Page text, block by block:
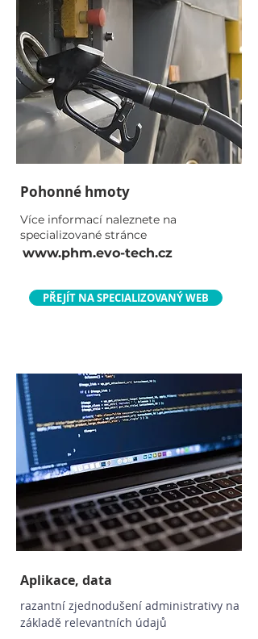
Pohonné hmoty
www.phm.evo-tech.cz
Více informací naleznete na
specializované stránce
PŘEJÍT NA SPECIALIZOVANÝ WEB
Aplikace, data
razantní zjednodušení administrativy na
základě relevantních údajů